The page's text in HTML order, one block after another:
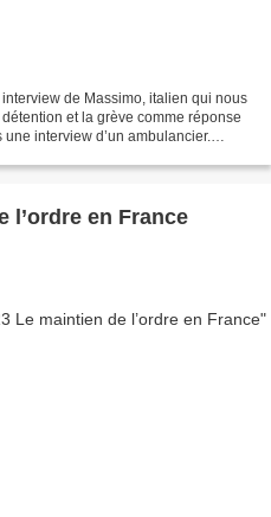
de Massimo, italien qui nous
et la grève comme réponse
interview d’un ambulancier.
l’ordre en France